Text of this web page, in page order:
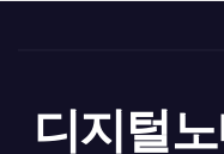
디지털